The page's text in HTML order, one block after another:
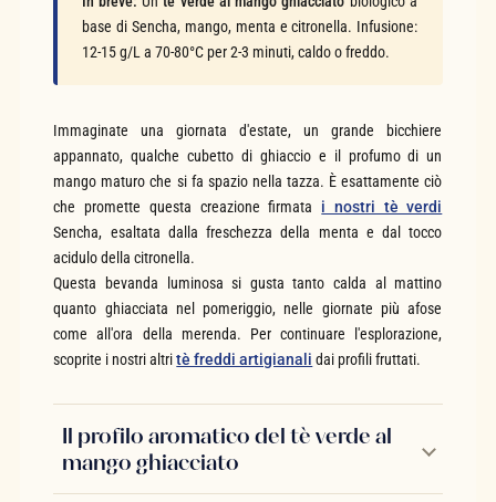
base di Sencha, mango, menta e citronella. Infusione:
12-15 g/L a 70-80°C per 2-3 minuti, caldo o freddo.
Immaginate una giornata d'estate, un grande bicchiere
appannato, qualche cubetto di ghiaccio e il profumo di un
mango maturo che si fa spazio nella tazza. È esattamente ciò
che promette questa creazione firmata i nostri tè verdi
Sencha, esaltata dalla freschezza della menta e dal tocco
acidulo della citronella.
Questa bevanda luminosa si gusta tanto calda al mattino
quanto ghiacciata nel pomeriggio, nelle giornate più afose
come all'ora della merenda. Per continuare l'esplorazione,
scoprite i nostri altritè freddi artigianali dai profili fruttati.
Il profilo aromatico del tè verde al
mango ghiacciato